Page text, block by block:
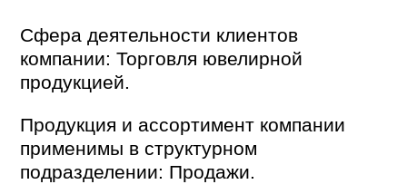
Сфера деятельности клиентов
компании: Торговля ювелирной
продукцией.
Продукция и ассортимент компании
применимы в структурном
подразделении: Продажи.